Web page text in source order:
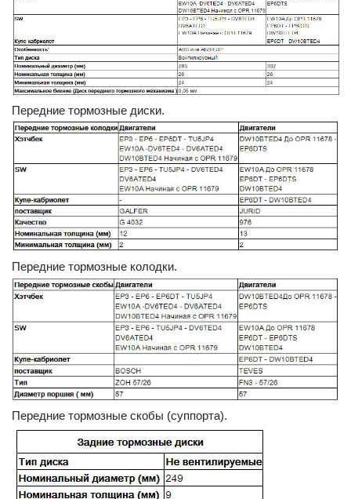
Передние тормозные диски.
Передние тормозные колодки.
Передние тормозные скобы (суппорта).